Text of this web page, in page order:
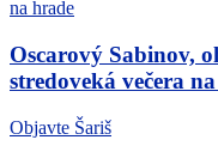
Oscarový Sabinov,
stredoveká večera
Objavte Šariš